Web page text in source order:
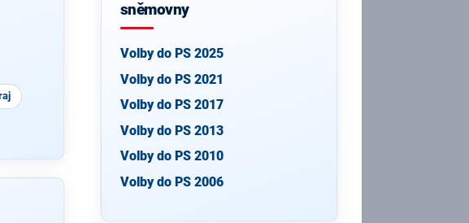
sněmovny
Volby do PS 2025
Volby do PS 2021
Volby do PS 2017
Volby do PS 2013
Volby do PS 2010
Volby do PS 2006